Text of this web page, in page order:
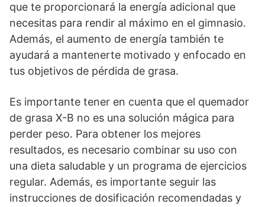
que te proporcionará la energía adicional que
necesitas para rendir al máximo en el gimnasio.
Además, el aumento de energía también te
ayudará a mantenerte motivado y enfocado en
tus objetivos de pérdida de grasa.
Es importante tener en cuenta que el quemador
de grasa X-B no es una solución mágica para
perder peso. Para obtener los mejores
resultados, es necesario combinar su uso con
una dieta saludable y un programa de ejercicios
regular. Además, es importante seguir las
instrucciones de dosificación recomendadas y